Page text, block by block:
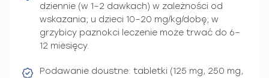
dziennie (w 1–2 dawkach) w zależności od
wskazania; u dzieci 10–20 mg/kg/dobę; w
grzybicy paznokci leczenie może trwać do 6–
12 miesięcy.
Podawanie doustne: tabletki (125 mg, 250 mg,